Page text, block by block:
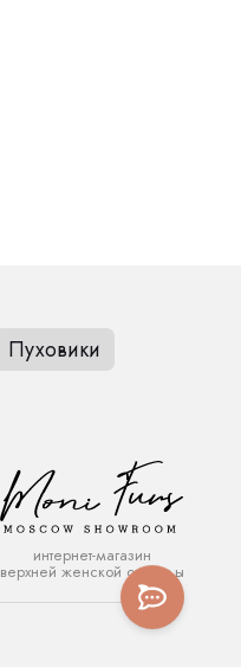
Пуховики
интернет-магазин
верхней женской одежды